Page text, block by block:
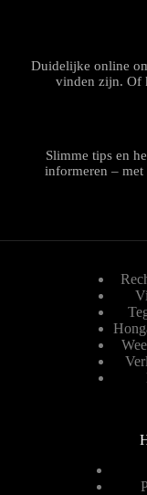
Duidelijke online
vinden zijn. Of
Slimme tips en
informeren –